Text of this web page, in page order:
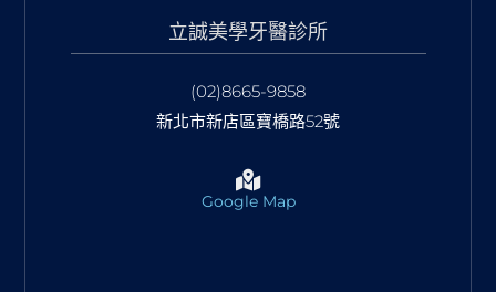
立誠美學牙醫診所
(02)8665-9858
新北市新店區寶橋路52號
Google Map